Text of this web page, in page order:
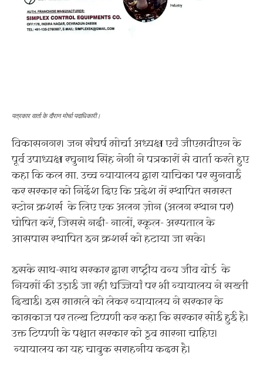
पत्रकार वार्ता के दौरान मोर्चा पदाधिकारी।
विकासनगर। जन संघर्ष मोर्चा अध्यक्ष एवं जीएमवीएन के
पूर्व उपाध्यक्ष रघुनाथ सिंह नेगी ने पत्रकारों से वार्ता करते हुए
कहा कि कल मा. उच्च न्यायालय द्वारा याचिका पर सुनवाई
कर सरकार को निर्देश दिए कि प्रदेश में स्थापित समस्त
स्टोन क्रशर्स के लिए एक अलग ज़ोन (अलग स्थान पर)
घोषित करें, जिससे नदी- नालों, स्कूल- अस्पताल के
आसपास स्थापित इन क्रशर्स को हटाया जा सके।
इसके साथ-साथ सरकार द्वारा राष्ट्रीय वन्य जीव बोर्ड के
नियमों की उड़ाई जा रही धज्जियां पर भी न्यायालय ने सख्ती
दिखाई। इस मामले को लेकर न्यायालय ने सरकार के
कामकाज पर तल्ख टिप्पणी कर कहा कि सरकार सोई हुई है।
उक्त टिप्पणी के पश्चात सरकार को डूब मारना चाहिए।
न्यायालय का यह चाबुक सराहनीय कदम है।